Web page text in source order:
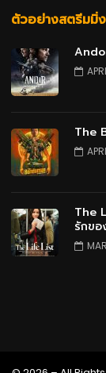
ตัวอย่างสตรีมมิ่
The
The
รักขอ